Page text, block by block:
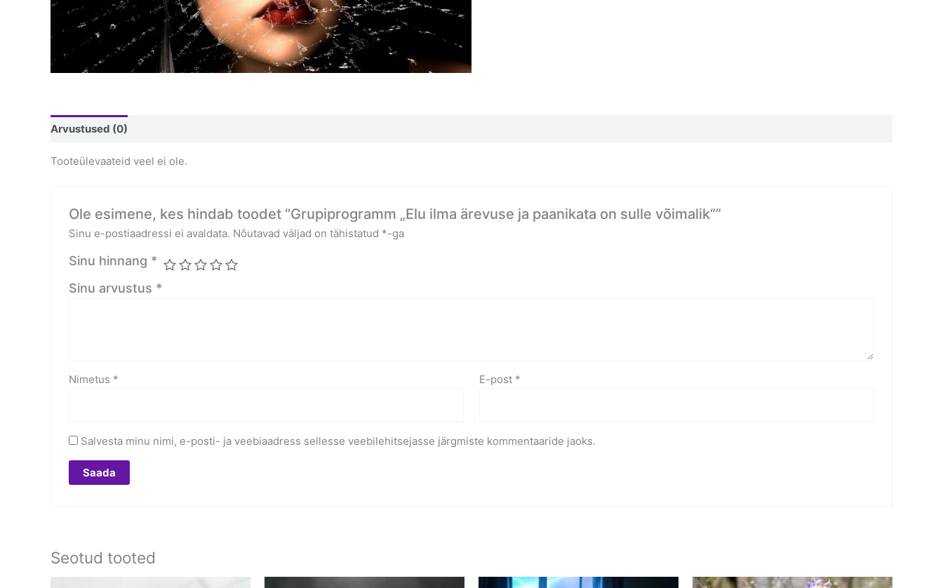
Arvustused (0)
Tooteülevaateid veel ei ole.
Ole esimene, kes hindab toodet “Grupiprogramm „Elu ilma ärevuse ja paanikata on sulle võimalik“”
Sinu e-postiaadressi ei avaldata. Nõutavad väljad on tähistatud *-ga
Sinu hinnang *
Sinu arvustus *
Nimetus * E-post *
Salvesta minu nimi, e-posti- ja veebiaadress sellesse veebilehitsejasse järgmiste kommentaaride jaoks.
Seotud tooted